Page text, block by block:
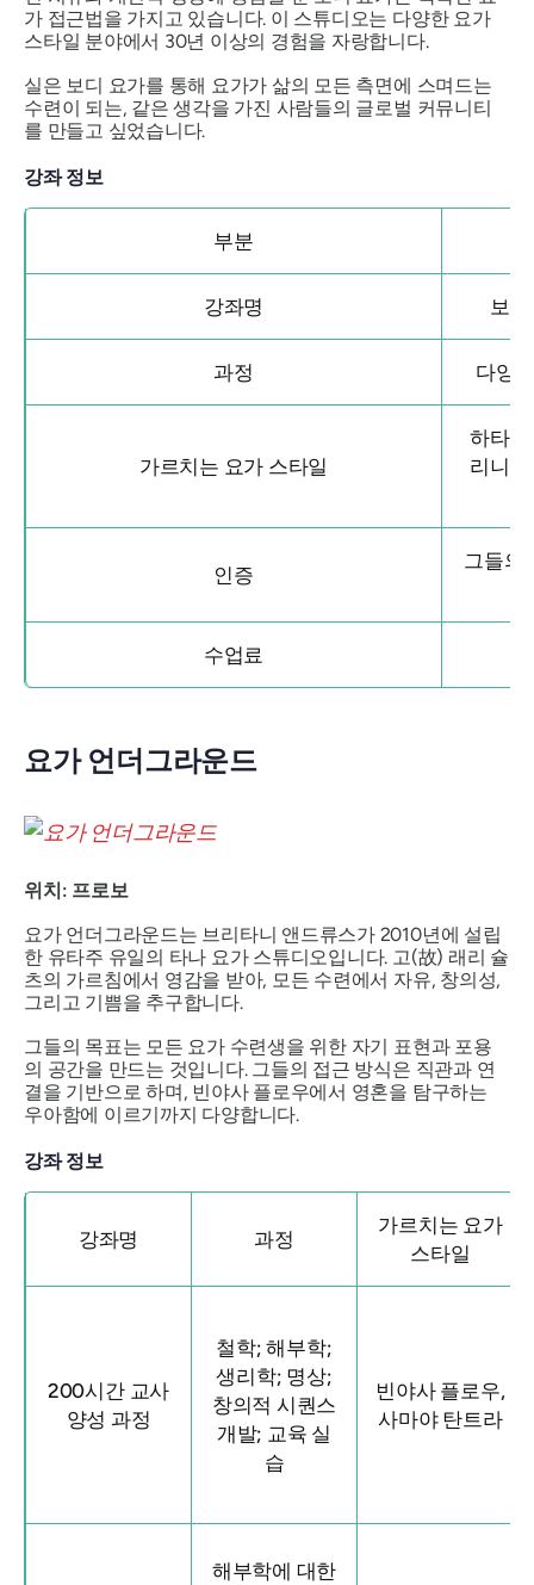
가 접근법을 가지고 있습니다. 이 스튜디오는 다양한 요가
스타일 분야에서 30년 이상의 경험을 자랑합니다.
실은 보디 요가를 통해 요가가 삶의 모든 측면에 스며드는
수련이 되는, 같은 생각을 가진 사람들의 글로벌 커뮤니티
를 만들고 싶었습니다.
강좌 정보
부분
강좌명 보
과정 다양
가르치는 요가 스타일
하타
리니
인증
그들의
수업료
요가 언더그라운드
위치: 프로보
요가 언더그라운드는 브리타니 앤드류스가 2010년에 설립
한 유타주 유일의 타나 요가 스튜디오입니다. 고(故) 래리 슐
츠의 가르침에서 영감을 받아, 모든 수련에서 자유, 창의성,
그리고 기쁨을 추구합니다.
그들의 목표는 모든 요가 수련생을 위한 자기 표현과 포용
의 공간을 만드는 것입니다. 그들의 접근 방식은 직관과 연
결을 기반으로 하며, 빈야사 플로우에서 영혼을 탐구하는
우아함에 이르기까지 다양합니다.
강좌 정보
강좌명 과정
가르치는 요가
스타일
200시간 교사
양성 과정
철학; 해부학;
생리학; 명상;
창의적 시퀀스
개발; 교육 실
습
빈야사 플로우,
사마야 탄트라
해부학에 대한